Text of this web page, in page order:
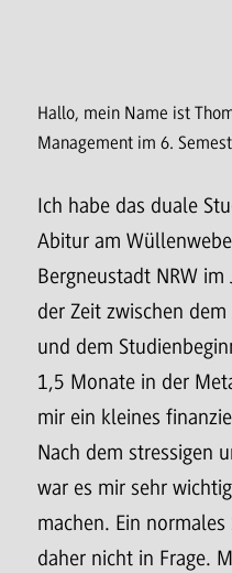
Hallo, mein Name ist
Management im 6.
Ich habe das duale
Abitur am
Bergneustadt NRW
der Zeit zwischen
und dem
1,5 Monate in der
mir ein kleines
Nach dem stressigen
war es mir sehr
machen. Ein
daher nicht in Frage.